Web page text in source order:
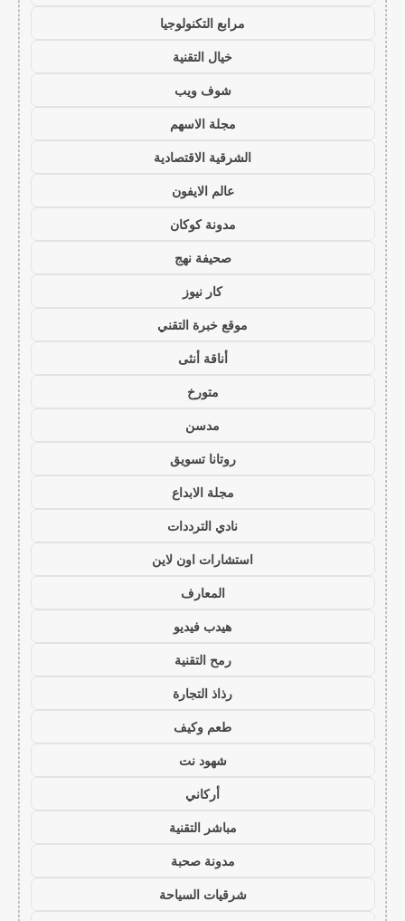
مرابع التكنولوجيا
خيال التقنية
شوف ويب
مجلة الاسهم
الشرقية الاقتصادية
عالم الايفون
مدونة كوكان
صحيفة نهج
كار نيوز
موقع خبرة التقني
أناقة أنثى
متورخ
مدسن
روتانا تسويق
مجلة الابداع
نادي الترددات
استشارات اون لاين
المعارف
هيدب فيديو
رمح التقنية
رذاذ التجارة
طعم وكيف
شهود نت
أركاني
مباشر التقنية
مدونة صحبة
شرقيات السياحة